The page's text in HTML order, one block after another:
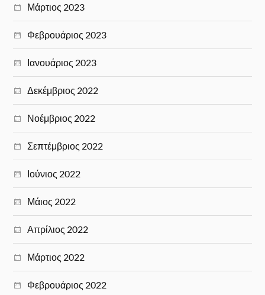
Μάρτιος 2023
Φεβρουάριος 2023
Ιανουάριος 2023
Δεκέμβριος 2022
Νοέμβριος 2022
Σεπτέμβριος 2022
Ιούνιος 2022
Μάιος 2022
Απρίλιος 2022
Μάρτιος 2022
Φεβρουάριος 2022